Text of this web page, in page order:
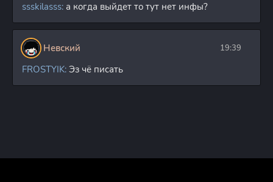
ssskilasss: а когда выйдет то тут нет инфы?
Невский 19:39
FROSTYIK: Эз чё писать